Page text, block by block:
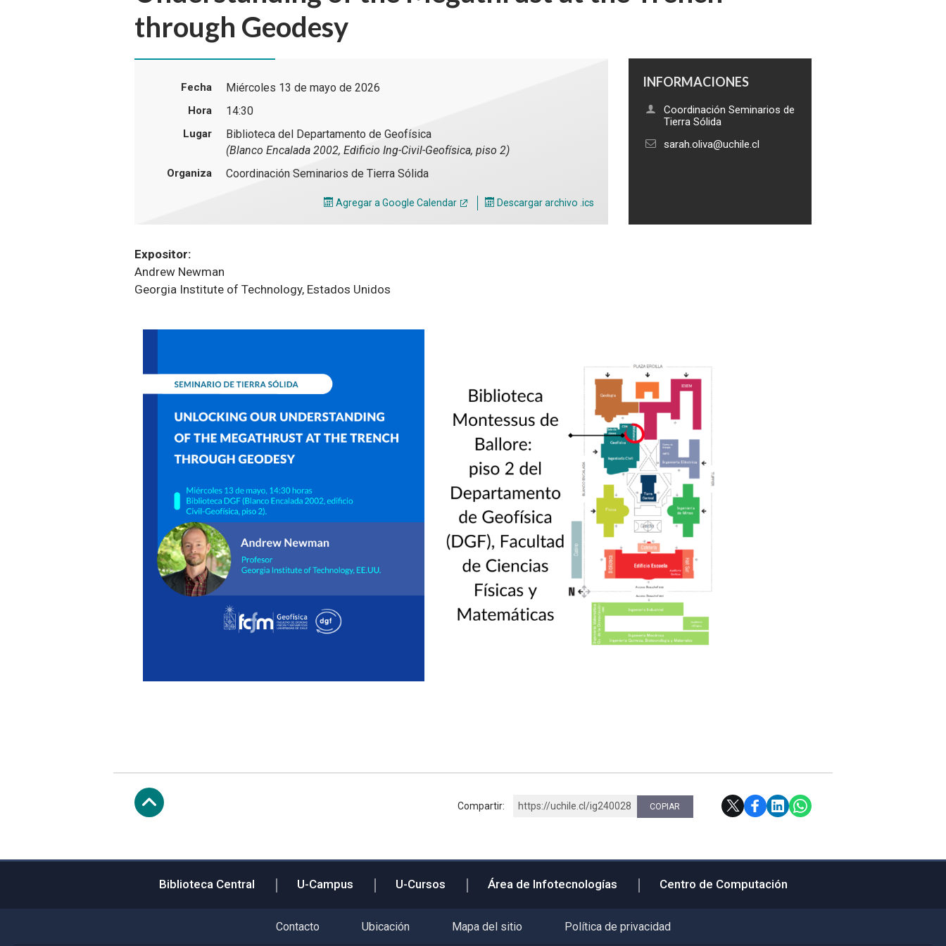
through Geodesy
INFORMACIONES
Coordinación Seminarios de
Tierra Sólida
sarah.oliva@uchile.cl
Fecha Miércoles 13 de mayo de 2026
Hora 14:30
Lugar
Biblioteca del Departamento de Geofísica
(Blanco Encalada 2002, Edificio Ing-Civil-Geofísica, piso 2)
Organiza Coordinación Seminarios de Tierra Sólida
Agregar a Google Calendar Descargar archivo .ics
Expositor:
Andrew Newman
Georgia Institute of Technology, Estados Unidos
Compartir: https://uchile.cl/ig240028 COPIAR
Biblioteca Central U-Campus U-Cursos Área de Infotecnologías Centro de Computación
Contacto Ubicación Mapa del sitio Política de privacidad